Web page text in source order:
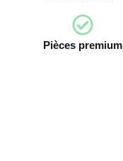
Pièces premium